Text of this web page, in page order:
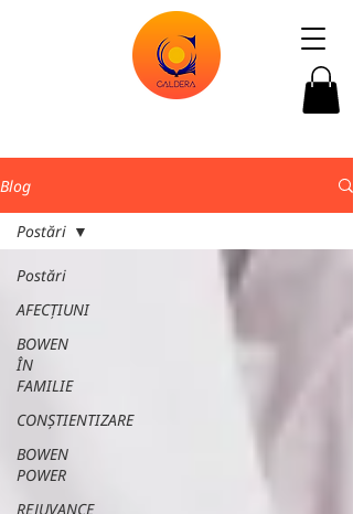
Blog
Postări
AFECȚIUNI
BOWEN
ÎN
FAMILIE
CONȘTIENTIZARE
BOWEN
POWER
REJUVANCE
Postări